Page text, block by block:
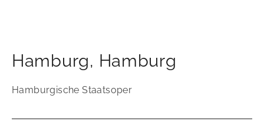
Hamburg, Hamburg
Hamburgische Staatsoper